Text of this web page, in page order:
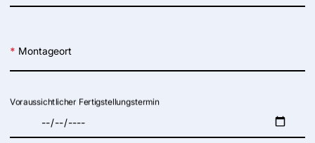
* Montageort
Voraussichtlicher Fertigstellungstermin